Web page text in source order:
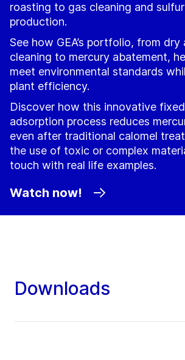
roasting to gas cleaning and
production.
See how GEA’s portfolio, from
cleaning to mercury abatement,
meet environmental standards
plant efficiency.
Discover how this innovative
adsorption process reduces
even after traditional calomel
the use of toxic or complex
touch with real life examples.
Watch now!
Downloads